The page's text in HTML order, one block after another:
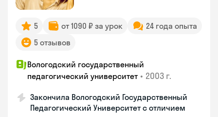
5 от 1090 ₽ за урок
24 года опыта
5 отзывов
Вологодский государственный
педагогический университет • 2003 г.
Закончила Вологодский Государственный
Педагогический Университет с отличием